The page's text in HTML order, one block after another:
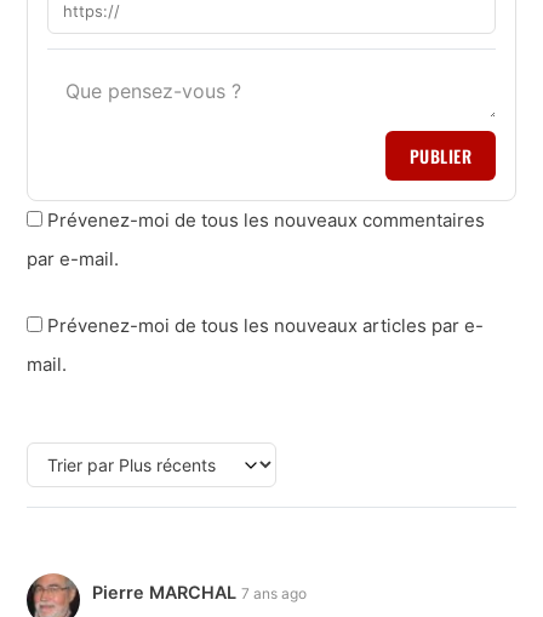
PUBLIER
Prévenez-moi de tous les nouveaux commentaires
par e-mail.
Prévenez-moi de tous les nouveaux articles par e-
mail.
Pierre MARCHAL 7 ans ago